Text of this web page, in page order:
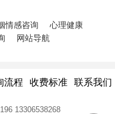
情感咨询
心理健康
网站导航
流程 收费标准 联系我们
13306538268